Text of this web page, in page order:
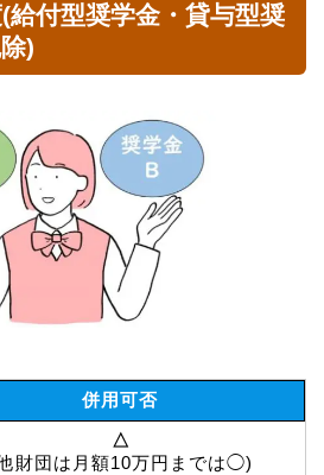
給付型奨学金・貸与型奨
)
併用可否
△
財団は月額10万円までは◯)